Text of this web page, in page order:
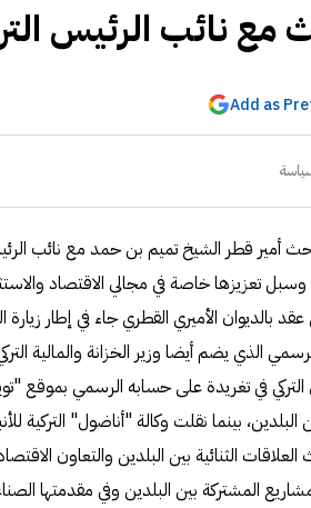
مع نائب الرئيس
Add as
أمير قطر الشيخ تميم بن حمد مع نائب
تعزيزها خاصة في مجالي الاقتصاد
بالديوان الأميري القطري جاء في إطار
الذي يضم أيضا وزير الخزانة والمالية
في تغريدة على حسابه الرسمي بموقع
بينما نقلت وكالة "أناضول" التركية
الثنائية بين البلدين والتعاون
المشتركة بين البلدين وفي مقدمتها